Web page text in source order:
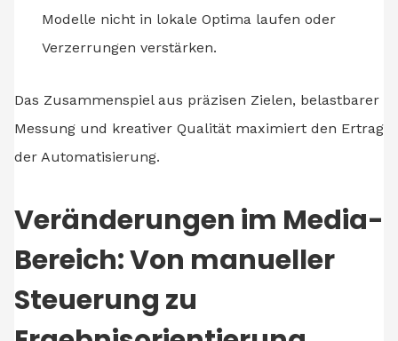
Modelle nicht in lokale Optima laufen oder
Verzerrungen verstärken.
Das Zusammenspiel aus präzisen Zielen, belastbarer
Messung und kreativer Qualität maximiert den Ertrag
der Automatisierung.
Veränderungen im Media-
Bereich: Von manueller
Steuerung zu